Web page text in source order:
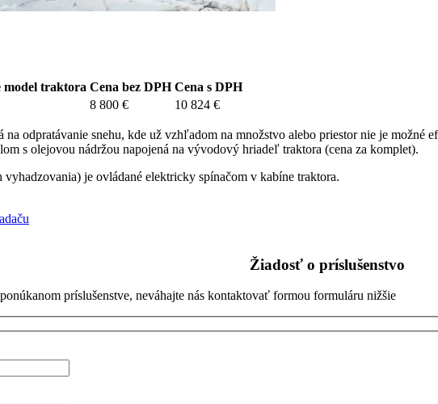
model traktora Cena bez DPH Cena s DPH
8 800 € 10 824 €
na odpratávanie snehu, kde už vzhľadom na množstvo alebo priestor nie je
s olejovou nádržou napojená na vývodový hriadeľ traktora (cena za komplet).
je ovládané elektricky spínačom v kabíne traktora.
Žiadosť o príslušenstvo
príslušenstve, neváhajte nás kontaktovať formou formuláru nižšie